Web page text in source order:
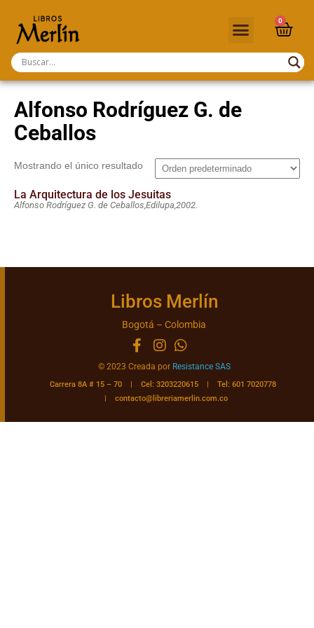
0
Alfonso Rodríguez G. de
Ceballos
Mostrando el único resultado
La Arquitectura de los Jesuitas
Alfonso Rodríguez G. de Ceballos, Edilupa, 2002.
Libros Merlín
Bogotá – Colombia
© 2023 Creada por Resistance SAS
Carrera 8A # 15 – 70 | Cel: 3203220615 | Tel: 601 7020778
|contacto@libreriamerlin.com.co